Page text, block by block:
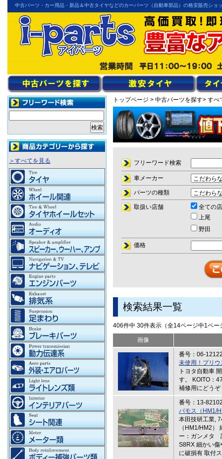
中古パーツ・カー用品・新品＆中古タイヤなどのカーパーツ（自動車部品）の格安販売ショ
トップページ > 中古パーツを探す> すべ
フリーワード検索
車メーカー
パーツの種類
取扱い店舗
全ての
上尾
野田
価格
検索結果一覧
406件中 30件表示（全14ページ中1ペー
画像
番号：06-
未使用！プリ
トヨタ自動車
す。 KOITO：
補修用にどうぞ
番号：13-
バモス（HM1/
本田技研工業,
（HM1/HM2）
ー：ガンメタ
S8RX 細かい傷
に破損有 取付
＞すべてを見る